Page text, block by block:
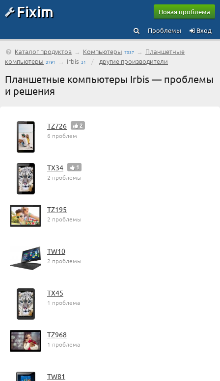
Fixim Новая проблема
Вход
Проблемы
Каталог продуктов → Компьютеры 7337 → Планшетные
компьютеры 3791 → Irbis 31 / другие производители
Планшетные компьютеры Irbis — проблемы
и решения
TZ726 2
6 проблем
TX34 1
2 проблемы
TZ195
2 проблемы
TW10
2 проблемы
TX45
1 проблема
TZ968
1 проблема
TW81